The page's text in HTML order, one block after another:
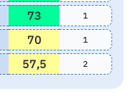
73 1
70 1
57,5 2